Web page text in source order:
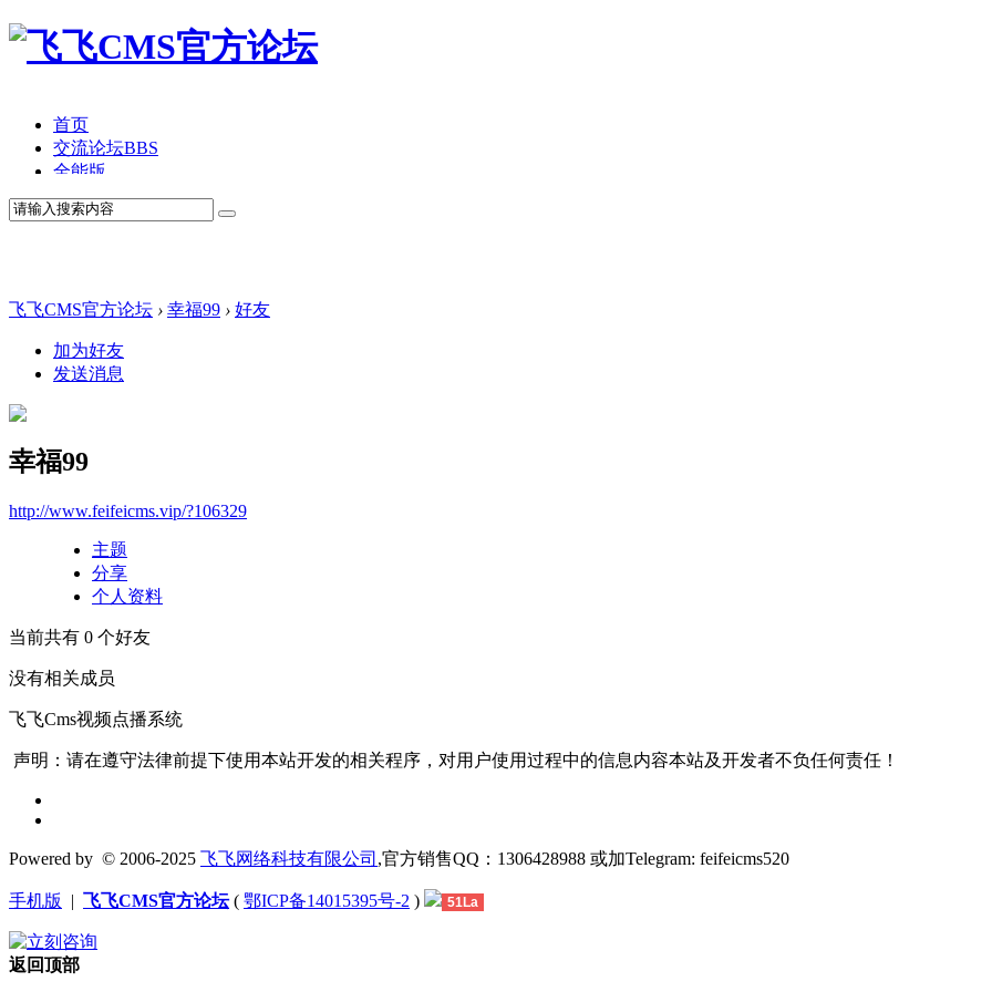
首页
交流论坛BBS
全能版
TV版
产品价格
飞飞CMS官方论坛 › 幸福99 › 好友
加为好友
发送消息
幸福99
http://www.feifeicms.vip/?106329
主题
分享
个人资料
当前共有 0 个好友
没有相关成员
飞飞Cms视频点播系统
声明：请在遵守法律前提下使用本站开发的相关程序，对用户使用过程中的信息内容本站及开发者不负任何责任！
Powered by © 2006-2025 飞飞网络科技有限公司 ,官方销售QQ：1306428988 或加Telegram: feifeicms520
手机版 | 飞飞CMS官方论坛( 鄂ICP备14015395号-2 ) 51La
返回顶部